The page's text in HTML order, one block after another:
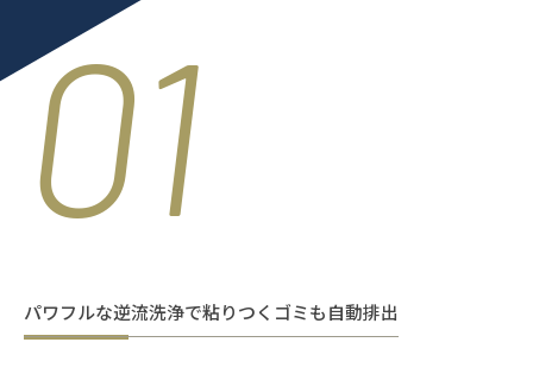
01
パワフルな逆流洗浄で粘りつくゴミも自動排出